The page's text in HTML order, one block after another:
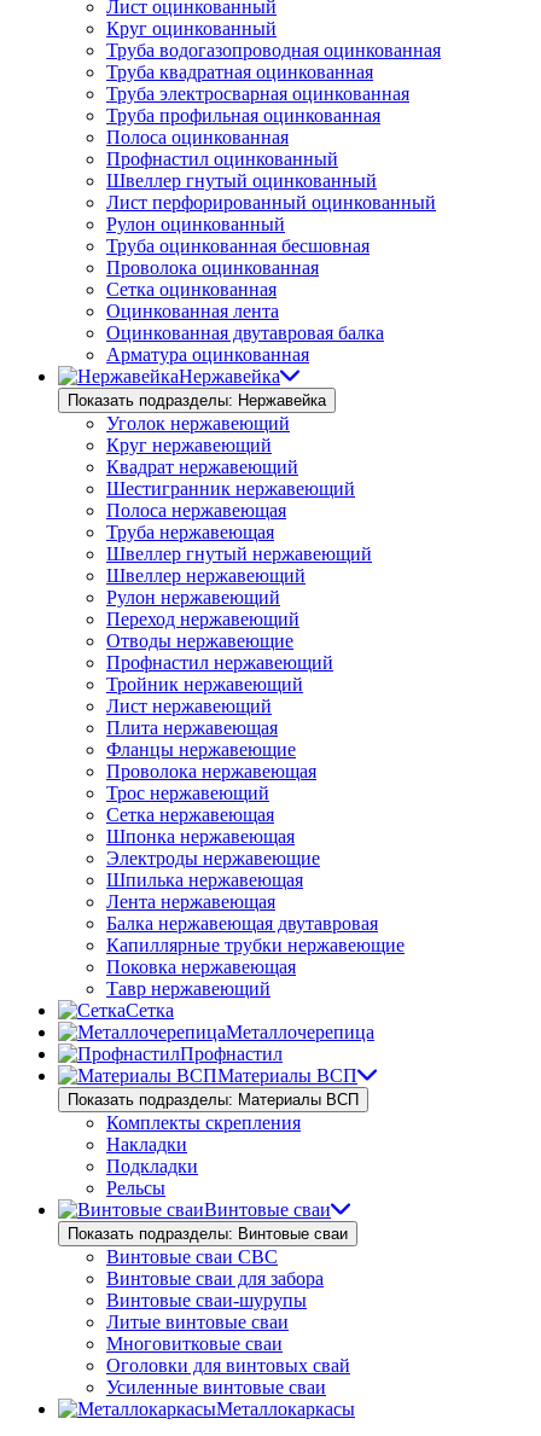
Лист оцинкованный
Круг оцинкованный
Труба водогазопроводная оцинкованная
Труба квадратная оцинкованная
Труба электросварная оцинкованная
Труба профильная оцинкованная
Полоса оцинкованная
Профнастил оцинкованный
Швеллер гнутый оцинкованный
Лист перфорированный оцинкованный
Рулон оцинкованный
Труба оцинкованная бесшовная
Проволока оцинкованная
Сетка оцинкованная
Оцинкованная лента
Оцинкованная двутавровая балка
Арматура оцинкованная
Нержавейка
Показать подразделы: Нержавейка
Уголок нержавеющий
Круг нержавеющий
Квадрат нержавеющий
Шестигранник нержавеющий
Полоса нержавеющая
Труба нержавеющая
Швеллер гнутый нержавеющий
Швеллер нержавеющий
Рулон нержавеющий
Переход нержавеющий
Отводы нержавеющие
Профнастил нержавеющий
Тройник нержавеющий
Лист нержавеющий
Плита нержавеющая
Фланцы нержавеющие
Проволока нержавеющая
Трос нержавеющий
Сетка нержавеющая
Шпонка нержавеющая
Электроды нержавеющие
Шпилька нержавеющая
Лента нержавеющая
Балка нержавеющая двутавровая
Капиллярные трубки нержавеющие
Поковка нержавеющая
Тавр нержавеющий
Сетка
Металлочерепица
Профнастил
Материалы ВСП
Показать подразделы: Материалы ВСП
Комплекты скрепления
Накладки
Подкладки
Рельсы
Винтовые сваи
Показать подразделы: Винтовые сваи
Винтовые сваи СВС
Винтовые сваи для забора
Винтовые сваи-шурупы
Литые винтовые сваи
Многовитковые сваи
Оголовки для винтовых свай
Усиленные винтовые сваи
Металлокаркасы